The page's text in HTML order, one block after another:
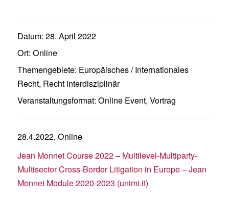
Datum: 28. April 2022
Ort: Online
Themengebiete: Europäisches / Internationales
Recht, Recht interdisziplinär
Veranstaltungsformat: Online Event, Vortrag
28.4.2022, Online
Jean Monnet Course 2022 – Multilevel-Multiparty-
Multisector Cross-Border Litigation in Europe – Jean
Monnet Module 2020-2023 (unimi.it)